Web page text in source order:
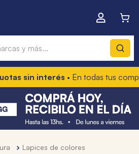
sin interés• En todas tus compras
lapices de colores